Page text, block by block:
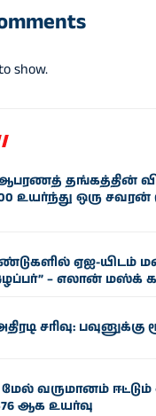
show.
தங்கத்தின்
உயர்ந்து ஒரு சவரன்
ஏஐ-யிடம்
– எலான் மஸ்க்
சரிவு: பவுனுக்கு
மேல் வருமானம்
ஆக உயர்வு